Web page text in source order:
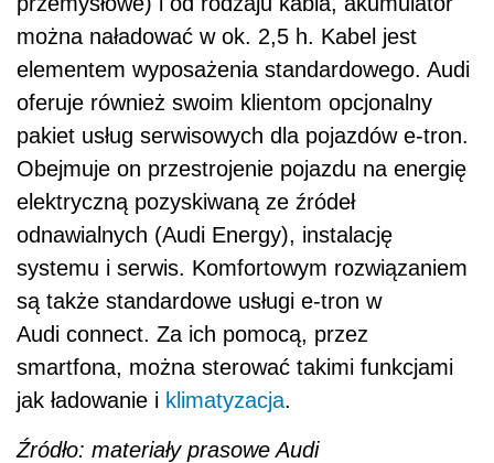
można naładować w ok. 2,5 h. Kabel jest
elementem wyposażenia standardowego. Audi
oferuje również swoim klientom opcjonalny
pakiet usług serwisowych dla pojazdów e-tron.
Obejmuje on przestrojenie pojazdu na energię
elektryczną pozyskiwaną ze źródeł
odnawialnych (Audi Energy), instalację
systemu i serwis. Komfortowym rozwiązaniem
są także standardowe usługi e-tron w
Audi connect. Za ich pomocą, przez
smartfona, można sterować takimi funkcjami
jak ładowanie i klimatyzacja.
Źródło: materiały prasowe Audi